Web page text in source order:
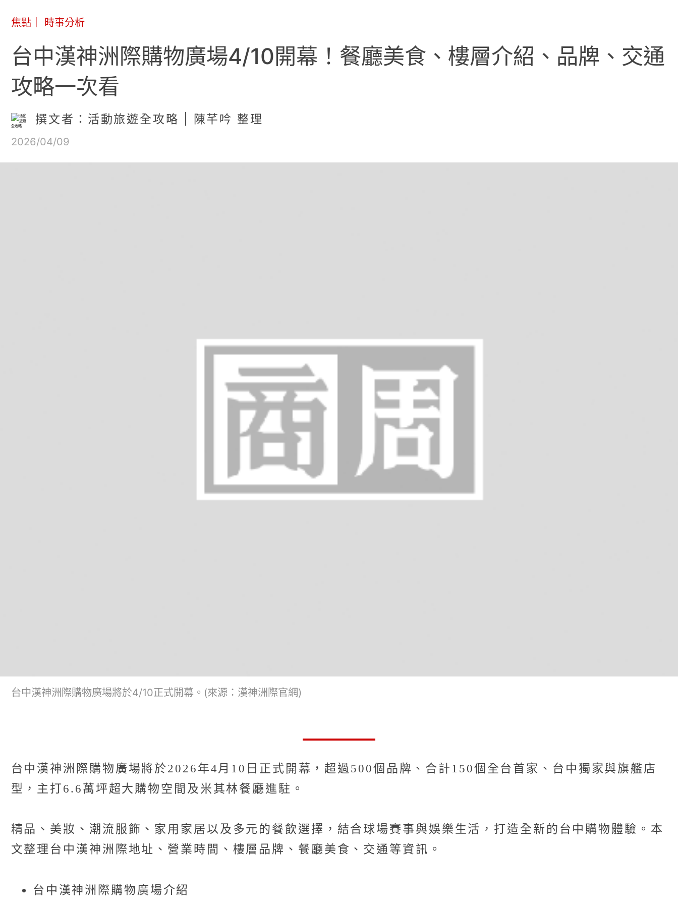
焦點｜ 時事分析
台中漢神洲際購物廣場4/10開幕！餐廳美食、樓層介紹、品牌、交通
攻略一次看
撰文者：活動旅遊全攻略 | 陳芊吟 整理
2026/04/09
台中漢神洲際購物廣場將於4/10正式開幕。(來源：漢神洲際官網)
台中漢神洲際購物廣場將於2026年4月10日正式開幕，超過500個品牌、合計150個全台首家、台中獨家與旗艦店
型，主打6.6萬坪超大購物空間及米其林餐廳進駐。
精品、美妝、潮流服飾、家用家居以及多元的餐飲選擇，結合球場賽事與娛樂生活，打造全新的台中購物體驗。本
文整理台中漢神洲際地址、營業時間、樓層品牌、餐廳美食、交通等資訊。
台中漢神洲際購物廣場介紹